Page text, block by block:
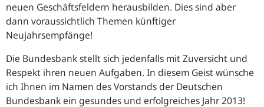
neuen Geschäftsfeldern herausbilden. Dies sind aber
dann voraussichtlich Themen künftiger
Neujahrsempfänge!
Die Bundesbank stellt sich jedenfalls mit Zuversicht und
Respekt ihren neuen Aufgaben. In diesem Geist wünsche
ich Ihnen im Namen des Vorstands der Deutschen
Bundesbank ein gesundes und erfolgreiches Jahr 2013!